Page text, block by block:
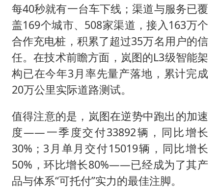
每40秒就有一台车下线；渠道与服务已覆
盖169个城市、508家渠道，接入163万个
合作充电桩，积累了超过35万名用户的信
任。在技术前瞻方面，岚图的L3级智能架
构已在今年3月率先量产落地，累计完成
20万公里实际道路测试。
值得注意的是，岚图在逆势中跑出的加速
度——一季度交付33892辆，同比增长
30%；3月单月交付15019辆，同比增长
50%，环比增长80%——已经成为了其产
品与体系“可托付”实力的最佳注脚。